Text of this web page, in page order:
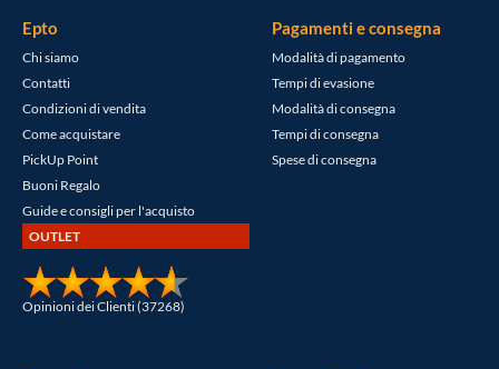
Epto
Chi siamo
Contatti
Condizioni di vendita
Come acquistare
PickUp Point
Buoni Regalo
Guide e consigli per l'acquisto
OUTLET
Opinioni dei Clienti (37268)
Pagamenti e consegna
Modalità di pagamento
Tempi di evasione
Modalità di consegna
Tempi di consegna
Spese di consegna